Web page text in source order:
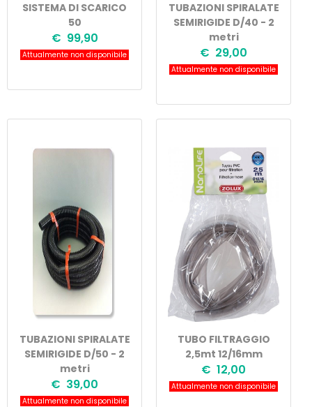
SISTEMA DI SCARICO
50
€ 99,90
Attualmente non disponibile
TUBAZIONI SPIRALATE
SEMIRIGIDE D/40 - 2
metri
€ 29,00
Attualmente non disponibile
TUBAZIONI SPIRALATE
SEMIRIGIDE D/50 - 2
metri
€ 39,00
Attualmente non disponibile
TUBO FILTRAGGIO
2,5mt 12/16mm
€ 12,00
Attualmente non disponibile